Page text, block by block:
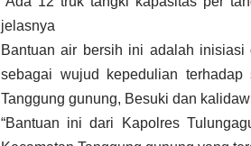
jelasnya
Bantuan air bersih ini adalah inisiasi
sebagai wujud kepedulian
Tanggung gunung, Besuki dan
“Bantuan ini dari Kapolres
Kecamatan Tanggung gunung yang